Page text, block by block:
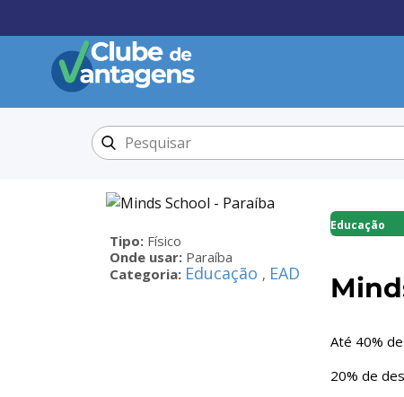
Tipo: Físico
Onde usar: Paraíba
Categoria: Educação , EAD
Educação
Até 40%
20% de